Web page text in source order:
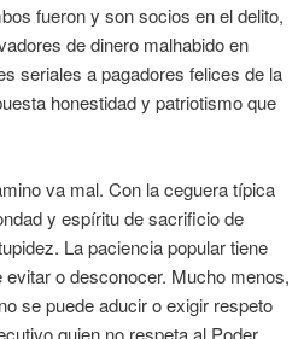
fueron y son socios en el delito,
de dinero malhabido en
seriales a pagadores felices de la
honestidad y patriotismo que
va mal. Con la ceguera típica
y espíritu de sacrificio de
La paciencia popular tiene
o desconocer. Mucho menos,
se puede aducir o exigir respeto
quien no respeta al Poder